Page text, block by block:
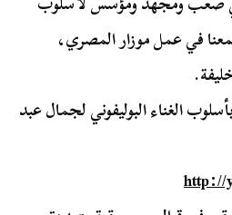
في عمل موزار المصري،
الغناء البوليفوني لجمال عبد
http://